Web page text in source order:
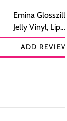
Emina
Jelly Vinyl, Lip
Cream Glossy
Ringan
ADD